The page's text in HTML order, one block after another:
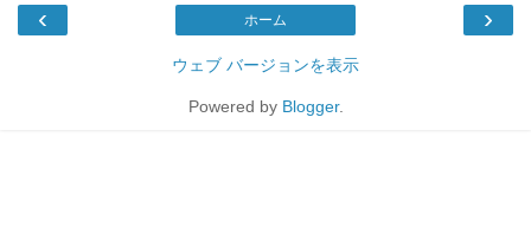
‹ ›
ホーム
ウェブ バージョンを表示
Powered by Blogger.